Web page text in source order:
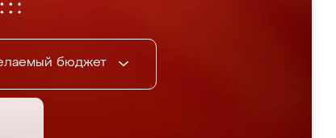
бюджет